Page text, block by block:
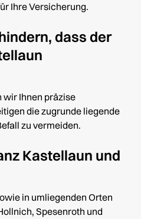
Ihre Versicherung.
dass der
wir Ihnen präzise
die zugrunde liegende
zu vermeiden.
Kastellaun und
in umliegenden Orten
Spesenroth und